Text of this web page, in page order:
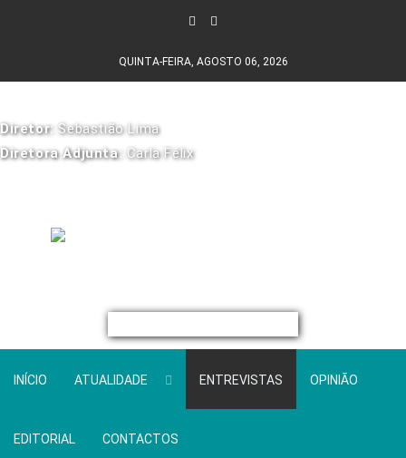
QUINTA-FEIRA, AGOSTO 06, 2026
Diretor: Sebastião Lima
Diretora Adjunta: Carla Félix
INÍCIO ATUALIDADE ENTREVISTAS OPINIÃO
EDITORIAL CONTACTOS